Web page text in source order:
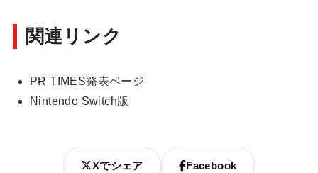
関連リンク
PR TIMES発表ページ
Nintendo Switch版
Xでシェア Facebook